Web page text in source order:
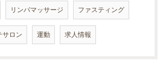
リンパマッサージ ファスティング
サロン 運動 求人情報